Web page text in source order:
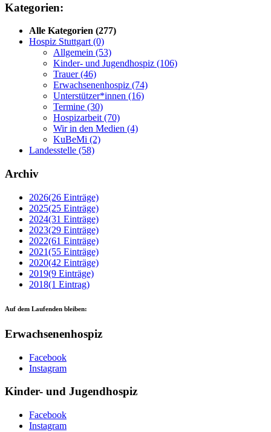
Kategorien:
Alle Kategorien (277)
Hospiz Stuttgart (0)
Allgemein (53)
Kinder- und Jugendhospiz (106)
Trauer (46)
Erwachsenenhospiz (74)
Unterstützer*innen (16)
Termine (30)
Hospizarbeit (70)
Wir in den Medien (4)
KuBeMi (2)
Landesstelle (58)
Archiv
2026(26 Einträge)
2025(25 Einträge)
2024(31 Einträge)
2023(29 Einträge)
2022(61 Einträge)
2021(55 Einträge)
2020(42 Einträge)
2019(9 Einträge)
2018(1 Eintrag)
Auf dem Laufenden bleiben:
Erwachsenenhospiz
Facebook
Instagram
Kinder- und Jugendhospiz
Facebook
Instagram